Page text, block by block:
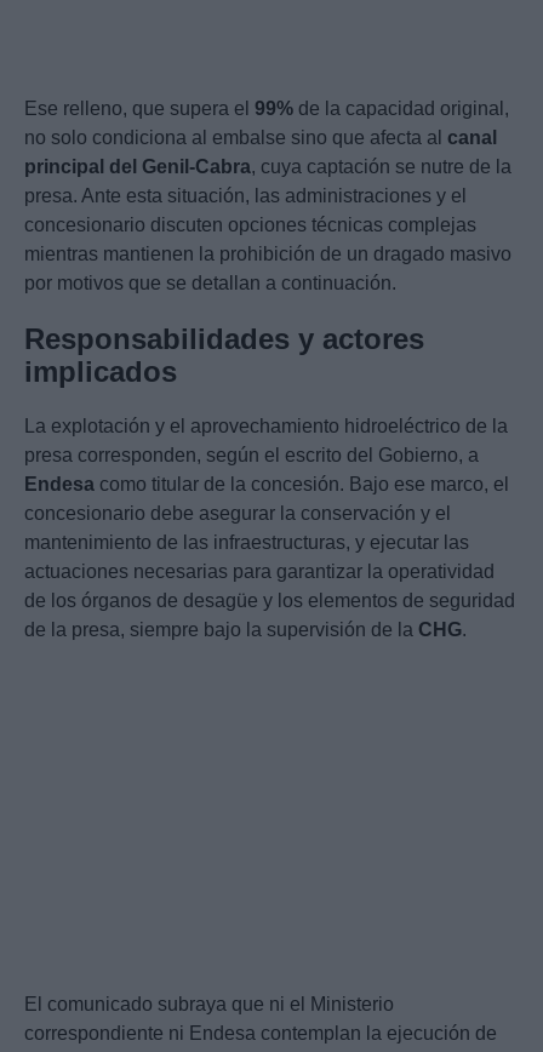
Ese relleno, que supera el 99% de la capacidad original,
no solo condiciona al embalse sino que afecta al canal
principal del Genil-Cabra, cuya captación se nutre de la
presa. Ante esta situación, las administraciones y el
concesionario discuten opciones técnicas complejas
mientras mantienen la prohibición de un dragado masivo
por motivos que se detallan a continuación.
Responsabilidades y actores
implicados
La explotación y el aprovechamiento hidroeléctrico de la
presa corresponden, según el escrito del Gobierno, a
Endesa como titular de la concesión. Bajo ese marco, el
concesionario debe asegurar la conservación y el
mantenimiento de las infraestructuras, y ejecutar las
actuaciones necesarias para garantizar la operatividad
de los órganos de desagüe y los elementos de seguridad
de la presa, siempre bajo la supervisión de la CHG.
El comunicado subraya que ni el Ministerio
correspondiente ni Endesa contemplan la ejecución de